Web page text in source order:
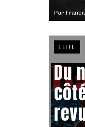
Par
LIRE
Du